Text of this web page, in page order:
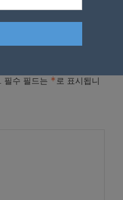
필수 필드는 * 로 표시됩니